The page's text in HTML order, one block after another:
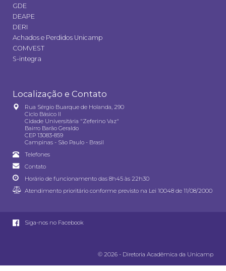
GDE
DEAPE
DERI
Achados e Perdidos Unicamp
COMVEST
S-integra
Localização e Contato
Rua Sérgio Buarque de Holanda, 290
Ciclo Básico II
Cidade Universitária "Zeferino Vaz"
Bairro Barão Geraldo
CEP 13083-859
Campinas - São Paulo - Brasil
Telefones
Contato
Horário de funcionamento das 8h45 às 22h30
Atendimento prioritário conforme previsto na Lei 10048 de 11/08/2000
Siga-nos no Facebook
© 2026 - Diretoria Acadêmica da Unicamp